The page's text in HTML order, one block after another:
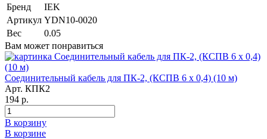
Бренд
IEK
Артикул YDN10-0020
Вес
0.05
Вам может понравиться
Соединительный кабель для ПК-2, (КСПВ 6 х 0,4) (10 м)
Арт. КПК2
194 р.
В корзину
В корзине